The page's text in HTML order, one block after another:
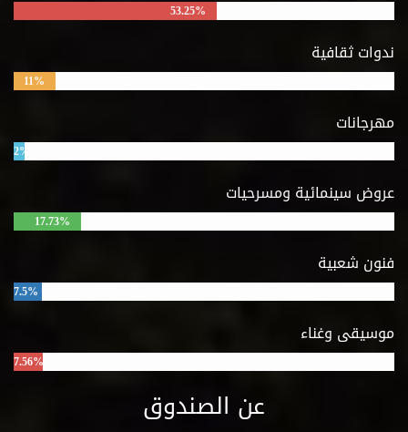
53.25%
ندوات ثقافية
11%
مهرجانات
2%
عروض سينمائية ومسرحيات
17.73%
فنون شعبية
7.5%
موسيقى وغناء
7.56%
عن الصندوق